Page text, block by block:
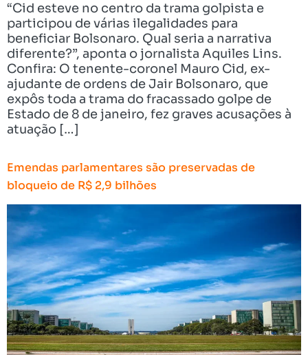
“Cid esteve no centro da trama golpista e
participou de várias ilegalidades para
beneficiar Bolsonaro. Qual seria a narrativa
diferente?”, aponta o jornalista Aquiles Lins.
Confira: O tenente-coronel Mauro Cid, ex-
ajudante de ordens de Jair Bolsonaro, que
expôs toda a trama do fracassado golpe de
Estado de 8 de janeiro, fez graves acusações à
atuação […]
Emendas parlamentares são preservadas de
bloqueio de R$ 2,9 bilhões